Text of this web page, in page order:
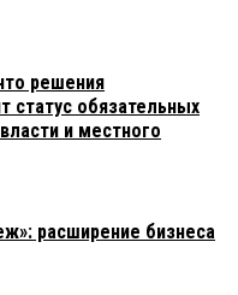
решения
статус обязательных
и местного
расширение бизнеса